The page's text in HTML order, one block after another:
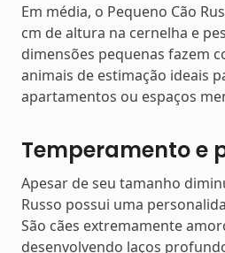
Em média, o Pequeno Cão
cm de altura na cernelha e
dimensões pequenas fazem
animais de estimação ideais
apartamentos ou espaços
Temperamento e
Apesar de seu tamanho
Russo possui uma
São cães extremamente
desenvolvendo laços